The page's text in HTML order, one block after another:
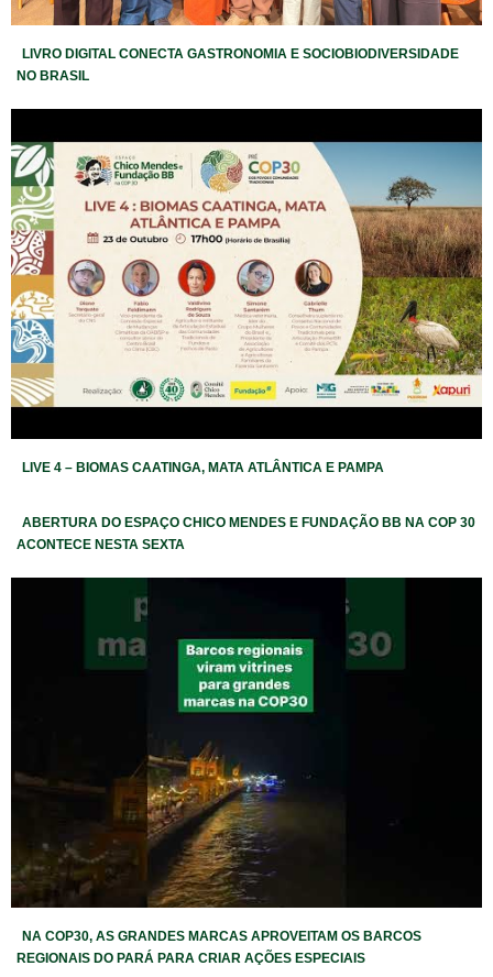
LIVRO DIGITAL CONECTA GASTRONOMIA E SOCIOBIODIVERSIDADE
NO BRASIL
LIVE 4 – BIOMAS CAATINGA, MATA ATLÂNTICA E PAMPA
ABERTURA DO ESPAÇO CHICO MENDES E FUNDAÇÃO BB NA COP 30
ACONTECE NESTA SEXTA
NA COP30, AS GRANDES MARCAS APROVEITAM OS BARCOS
REGIONAIS DO PARÁ PARA CRIAR AÇÕES ESPECIAIS